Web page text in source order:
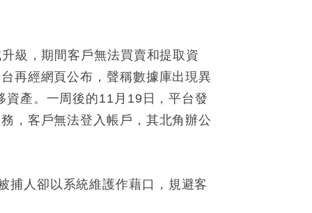
級，期間客戶無法買賣和提取資
再經網頁公布，聲稱數據庫出現異
產。一周後的11月19日，平台發
，客戶無法登入帳戶，其北角辦公
捕人卻以系統維護作藉口，規避客